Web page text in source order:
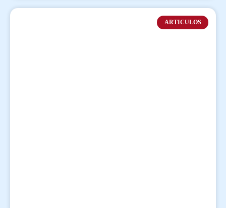
ARTICULOS